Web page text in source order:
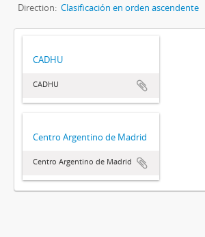
Direction: Clasificación en orden ascendente
CADHU
CADHU
Centro Argentino de Madrid
Centro Argentino de Madrid